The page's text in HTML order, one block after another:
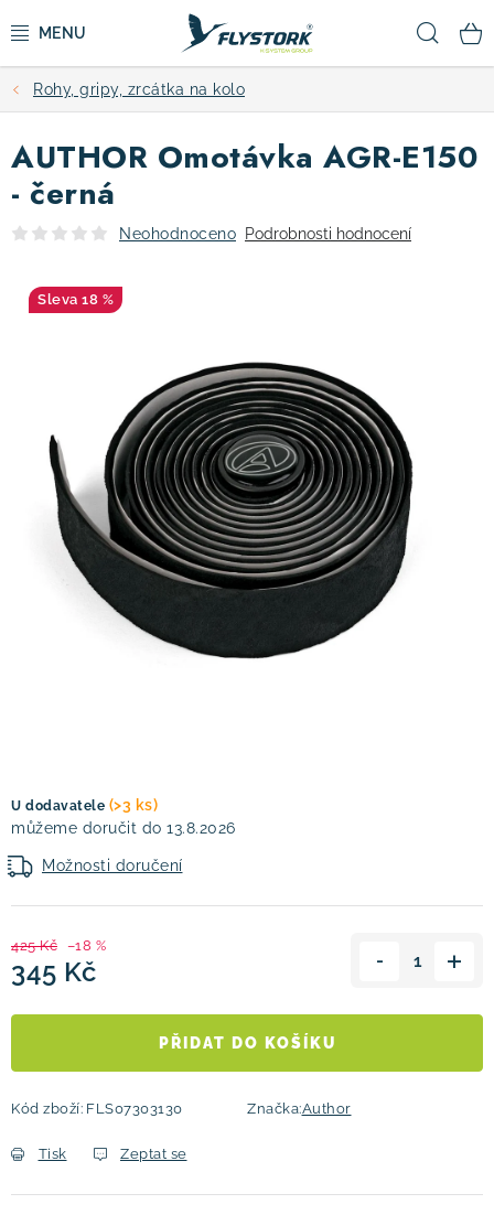
na
CYKLISTIKA
ZIMNÍ SPORTY
KOLOBĚŽKY
OBLEČENÍ A BOTY
VÝPRODEJ
! Akce ! Obchodní podmínky
Doprava a platba
Moje objednávka
Čeština
Servis
Testovací centrum
Kontakt
Rohy, gripy, zrcátka na kolo
U dodavatele (>3 ks)
13.8.2026
Možnosti doručení
425 Kč –18 %
345 Kč
PŘIDAT DO KOŠÍKU
Kód zboží: FLS07303130 Značka:Author
Tisk Zeptat se
AUTHOR Omotávka AGR-E150
- černá
Neohodnoceno Podrobnosti hodnocení
18 %